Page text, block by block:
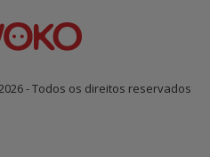
- Todos os direitos reservados